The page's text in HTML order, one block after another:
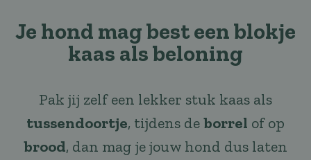
Je hond mag best een blokje
kaas als beloning
Pak jij zelf een lekker stuk kaas als
tussendoortje, tijdens deborrel of op
brood, dan mag je jouw hond dus laten